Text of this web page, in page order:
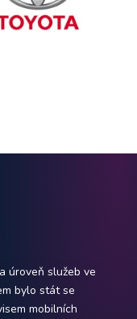
úroveň služeb ve
bylo stát se
mobilních